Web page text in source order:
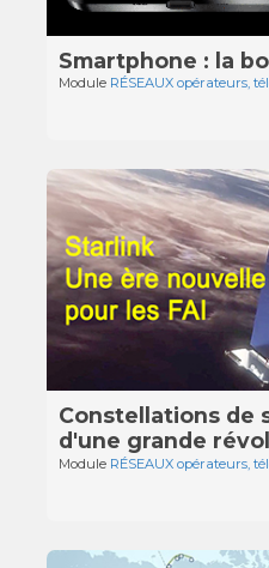
Smartphone : la
Module RÉSEAUX opérateurs,
Constellations de
d'une grande
Module RÉSEAUX opérateurs,